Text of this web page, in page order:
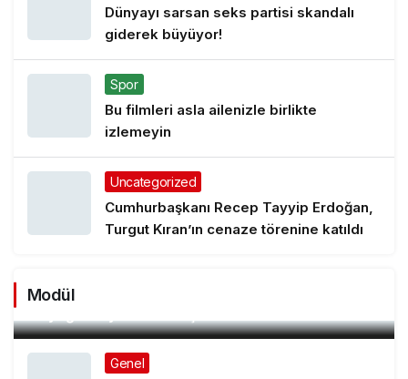
Dünyayı sarsan seks partisi skandalı
giderek büyüyor!
Spor
Bu filmleri asla ailenizle birlikte
izlemeyin
Uncategorized
Cumhurbaşkanı Recep Tayyip Erdoğan,
Turgut Kıran’ın cenaze törenine katıldı
Modül
Manda Köyü’nün 50 yıllık üreticisi manda sucuğu
Genel